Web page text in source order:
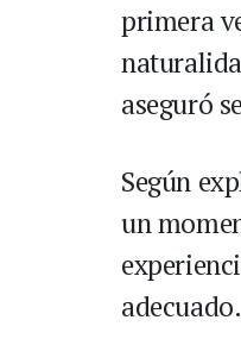
primera
aseguró
Según
un
adecuado.